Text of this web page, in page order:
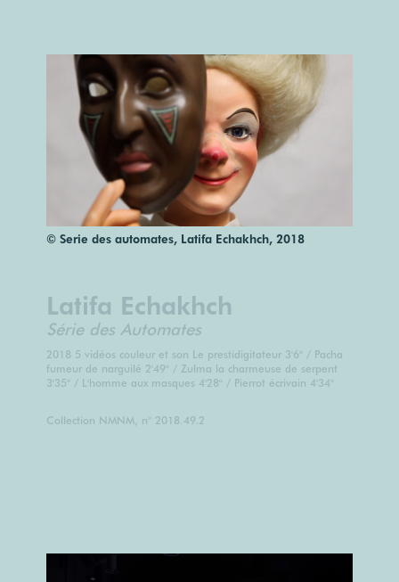
© Serie des automates, Latifa Echakhch, 2018
Latifa Echakhch
Série des Automates
2018 5 vidéos couleur et son Le prestidigitateur 3'6'' / Pacha
fumeur de narguilé 2'49'' / Zulma la charmeuse de serpent
3'35'' / L'homme aux masques 4'28'' / Pierrot écrivain 4'34''
Collection NMNM, n° 2018.49.2